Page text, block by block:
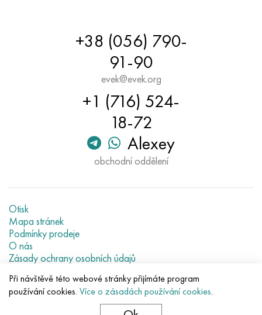
+38 (056) 790-
91-90
evek@evek.org
+1 (716) 524-
18-72
Alexey
obchodní oddělení
Otisk
Mapa stránek
Podmínky prodeje
O nás
Zásady ochrany osobních údajů
© 2007–2026 «Evek GmbH»
Použití obsahu stránek bez přímé vazby zakázáno.
Při návštěvě této webové stránky přijímáte program
používání cookies. Více o zásadách používání cookies.